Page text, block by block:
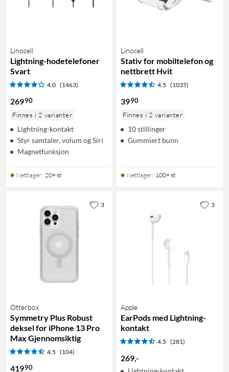
Linocell
Lightning-hodetelefoner
Svart
4.0 (1463)
26990
Finnes i 2 varianter
Lightning-kontakt
Styr samtaler, volum og Siri
Magnetfunksjon
Nettlager: 20+ st
Linocell
Stativ for mobiltelefon og
nettbrett Hvit
4.5 (1035)
3990
Finnes i 2 varianter
10 stillinger
Gummiert bunn
Nettlager: 100+ st
Otterbox
Symmetry Plus Robust
deksel for iPhone 13 Pro
Max Gjennomsiktig
4.5 (104)
41990
3
Apple
EarPods med Lightning-
kontakt
4.5 (281)
269,-
3